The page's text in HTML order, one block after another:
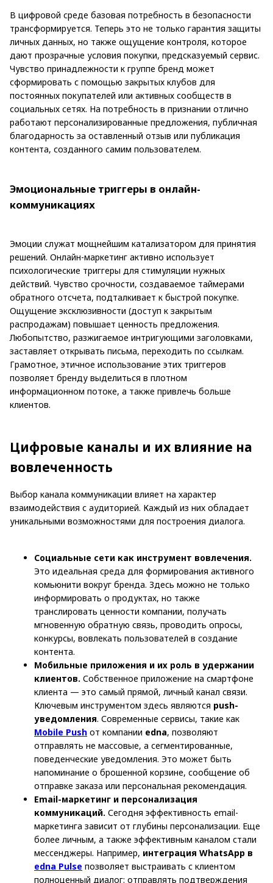
В цифровой среде базовая потребность в безопасности
трансформируется. Теперь это не только гарантия защиты
личных данных, но также ощущение контроля, которое
дают прозрачные условия покупки, предсказуемый сервис.
Чувство принадлежности к группе бренд может
сформировать с помощью закрытых клубов для
постоянных покупателей или активных сообществ в
социальных сетях. На потребность в признании отлично
работают персонализированные предложения, публичная
благодарность за оставленный отзыв или публикация
контента, созданного самим пользователем.
Эмоциональные триггеры в онлайн-
коммуникациях
Эмоции служат мощнейшим катализатором для принятия
решений. Онлайн-маркетинг активно использует
психологические триггеры для стимуляции нужных
действий. Чувство срочности, создаваемое таймерами
обратного отсчета, подталкивает к быстрой покупке.
Ощущение эксклюзивности (доступ к закрытым
распродажам) повышает ценность предложения.
Любопытство, разжигаемое интригующими заголовками,
заставляет открывать письма, переходить по ссылкам.
Грамотное, этичное использование этих триггеров
позволяет бренду выделиться в плотном
информационном потоке, а также привлечь больше
клиентов.
Цифровые каналы и их влияние на
вовлеченность
Выбор канала коммуникации влияет на характер
взаимодействия с аудиторией. Каждый из них обладает
уникальными возможностями для построения диалога.
Социальные сети как инструмент вовлечения.
Это идеальная среда для формирования активного
комьюнити вокруг бренда. Здесь можно не только
информировать о продуктах, но также
транслировать ценности компании, получать
мгновенную обратную связь, проводить опросы,
конкурсы, вовлекать пользователей в создание
контента.
Мобильные приложения и их роль в удержании
клиентов. Собственное приложение на смартфоне
клиента — это самый прямой, личный канал связи.
Ключевым инструментом здесь являются push-
уведомления. Современные сервисы, такие как
Mobile Push от компании edna, позволяют
отправлять не массовые, а сегментированные,
поведенческие уведомления. Это может быть
напоминание о брошенной корзине, сообщение об
отправке заказа или персональная рекомендация.
Email-маркетинг и персонализация
коммуникаций. Сегодня эффективность email-
маркетинга зависит от глубины персонализации. Еще
более личным, а также эффективным каналом стали
мессенджеры. Например, интеграция WhatsApp в
edna Pulse позволяет выстраивать с клиентом
полноценный диалог: отправлять подтверждения